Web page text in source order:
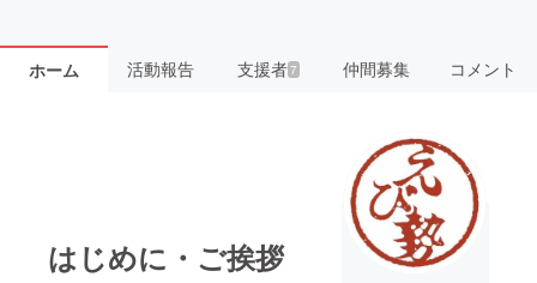
ホーム 活動報告 支援者7 仲間募集 コメント
はじめに・ご挨拶